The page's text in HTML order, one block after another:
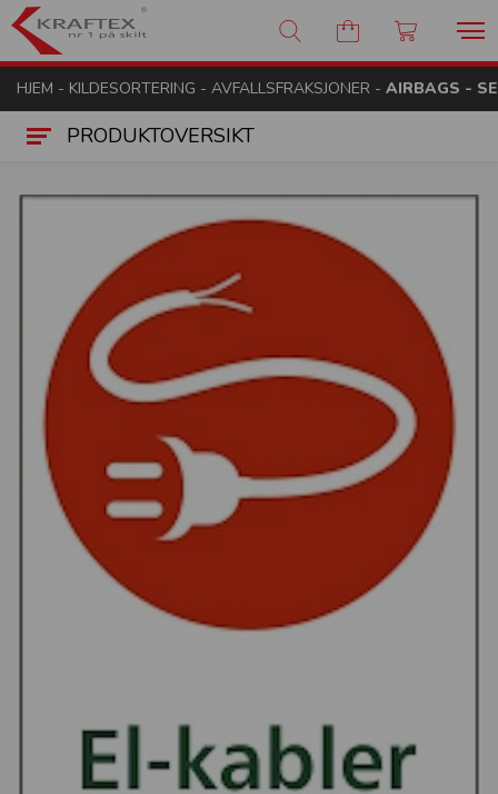
Kraftex - nr 1 på skilt
HJEM - KILDESORTERING - AVFALLSFRAKSJONER - AIRBAGS -
PRODUKTOVERSIKT